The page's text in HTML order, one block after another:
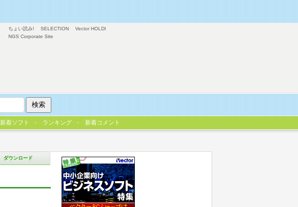
ダウンロード
ちょい読み! SELECTION
Vector HOLDI
NGS Corporate Site
新着ソフト ランキング 新着コメント